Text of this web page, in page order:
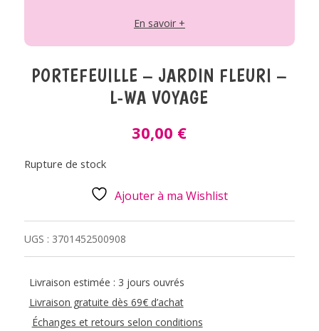
En savoir +
PORTEFEUILLE – JARDIN FLEURI –
L-WA VOYAGE
30,00 €
Rupture de stock
Ajouter à ma Wishlist
UGS : 3701452500908
Livraison estimée : 3 jours ouvrés
Livraison gratuite dès 69€ d’achat
Échanges et retours selon conditions